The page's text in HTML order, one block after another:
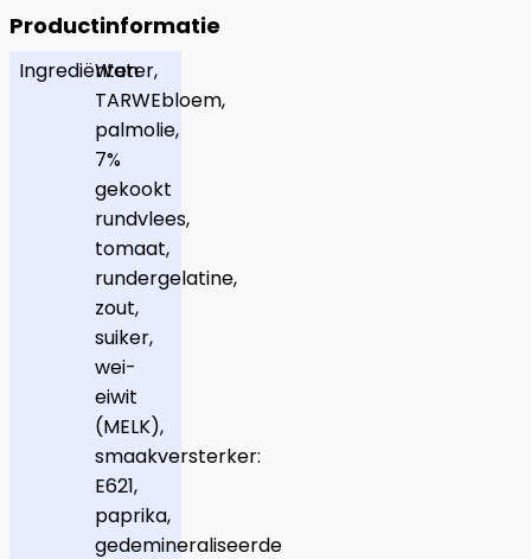
Productinformatie
Ingrediënten
Water,
TARWEbloem,
palmolie,
7%
gekookt
rundvlees,
tomaat,
rundergelatine,
zout,
suiker,
wei-
eiwit
(MELK),
smaakversterker:
E621,
paprika,
gedemineraliseerde